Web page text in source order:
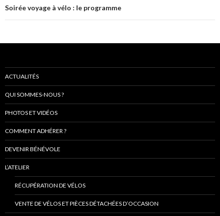
Soirée voyage à vélo : le programme
ACTUALITÉS
QUI SOMMES-NOUS ?
PHOTOS ET VIDÉOS
COMMENT ADHÉRER ?
DEVENIR BÉNÉVOLE
L’ATELIER
RÉCUPÉRATION DE VÉLOS
VENTE DE VÉLOS ET PIÈCES DÉTACHÉES D’OCCASION